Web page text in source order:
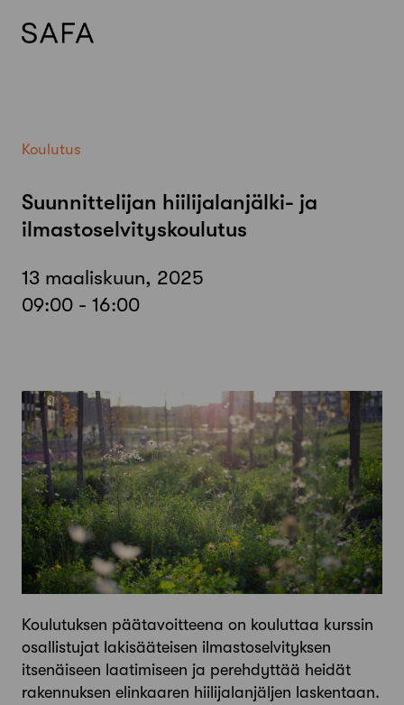
Koulutus
Suunnittelijan hiilijalanjälki- ja
ilmastoselvityskoulutus
13 maaliskuun, 2025
09:00 - 16:00
Koulutuksen päätavoitteena on kouluttaa kurssin
osallistujat lakisääteisen ilmastoselvityksen
itsenäiseen laatimiseen ja perehdyttää heidät
rakennuksen elinkaaren hiilijalanjäljen laskentaan.